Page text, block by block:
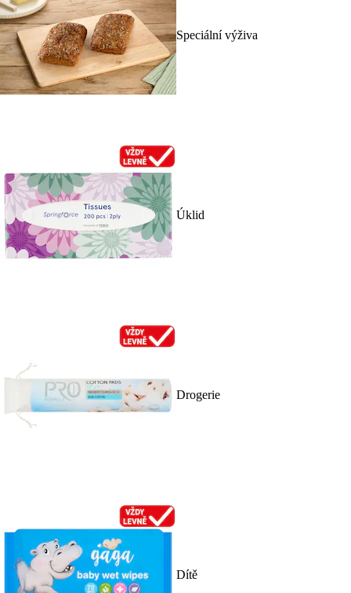
Speciální výživa
Úklid
Drogerie
Dítě